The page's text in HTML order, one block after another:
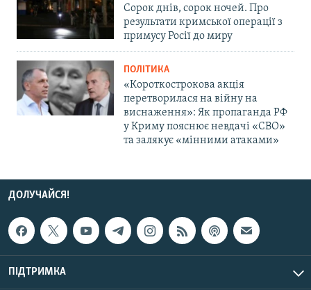
Сорок днів, сорок ночей. Про
результати кримської операції з
примусу Росії до миру
ПОЛІТИКА
«Короткострокова акція
перетворилася на війну на
виснаження»: Як пропаганда РФ
у Криму пояснює невдачі «СВО»
та залякує «мінними атаками»
ДОЛУЧАЙСЯ!
ПІДТРИМКА